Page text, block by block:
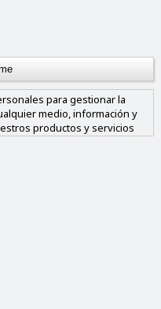
para gestionar la
medio, información y
productos y servicios
y nunca a empresas
rectificar y suprimir los
se explica en nuestra política